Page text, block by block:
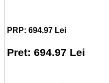
PRP: 694.97 Lei
Pret: 694.97 Lei